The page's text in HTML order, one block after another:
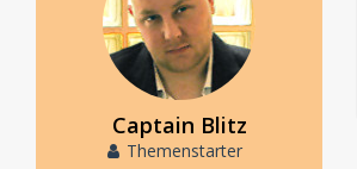
Captain Blitz
Themenstarter